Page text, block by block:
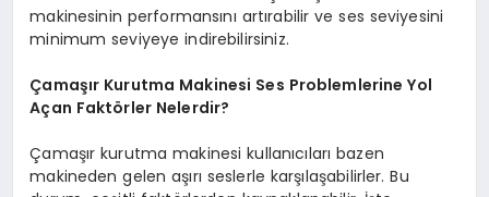
makinesinin performansını artırabilir ve ses seviyesini
minimum seviyeye indirebilirsiniz.
Çamaşır Kurutma Makinesi Ses Problemlerine Yol
Açan Faktörler Nelerdir?
Çamaşır kurutma makinesi kullanıcıları bazen
makineden gelen aşırı seslerle karşılaşabilirler. Bu